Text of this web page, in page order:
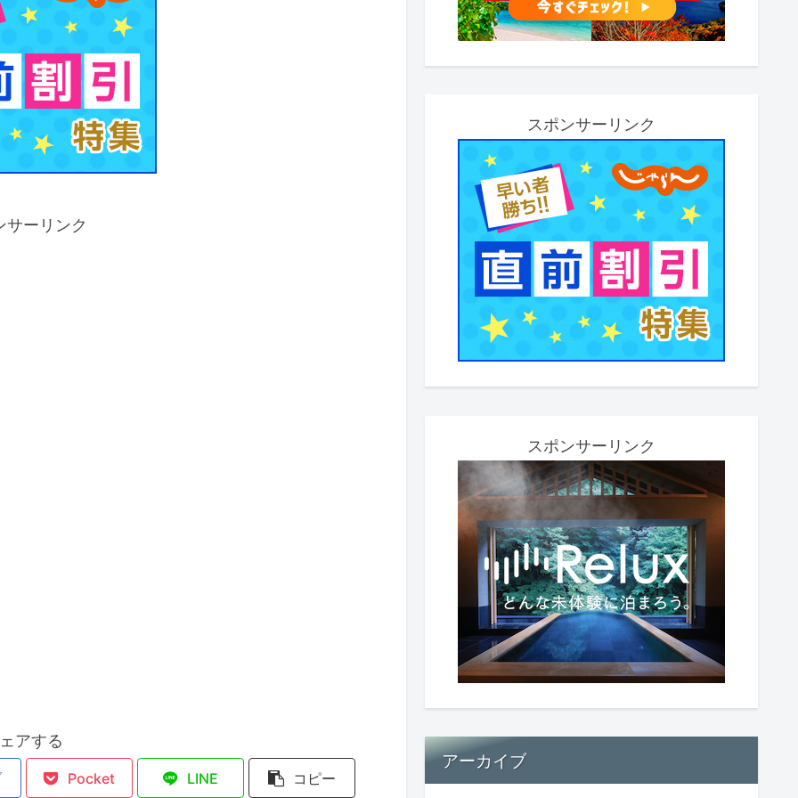
サーリンク
アする
Pocket LINE コピー
スポンサーリンク
スポンサーリンク
アーカイブ